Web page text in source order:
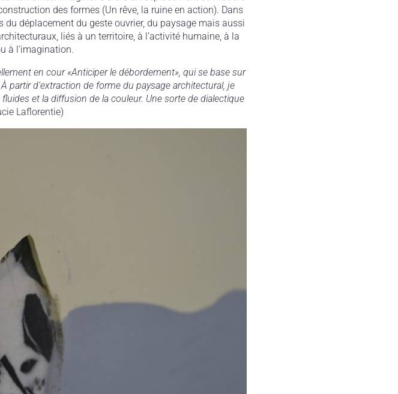
des formes (Un rêve, la ruine en action). Dans
déplacement du geste ouvrier, du paysage mais aussi
liés à un territoire, à l’activité humaine, à la
à l’imagination.
en cour «Anticiper le débordement», qui se base sur
partir d’extraction de forme du paysage architectural, je
et la diffusion de la couleur. Une sorte de dialectique
Laflorentie)